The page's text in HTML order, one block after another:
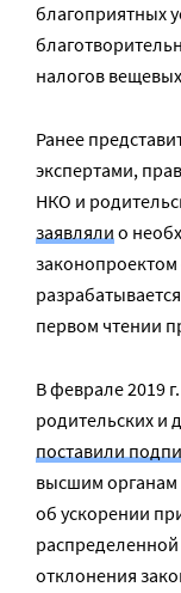
благоприятных
налогов
Ранее
экспертами,
НКО и
заявлялио
первом чтении
В феврале 2019
родительских и
поставили
высшим органам
об ускорении
распределенной
отклонения